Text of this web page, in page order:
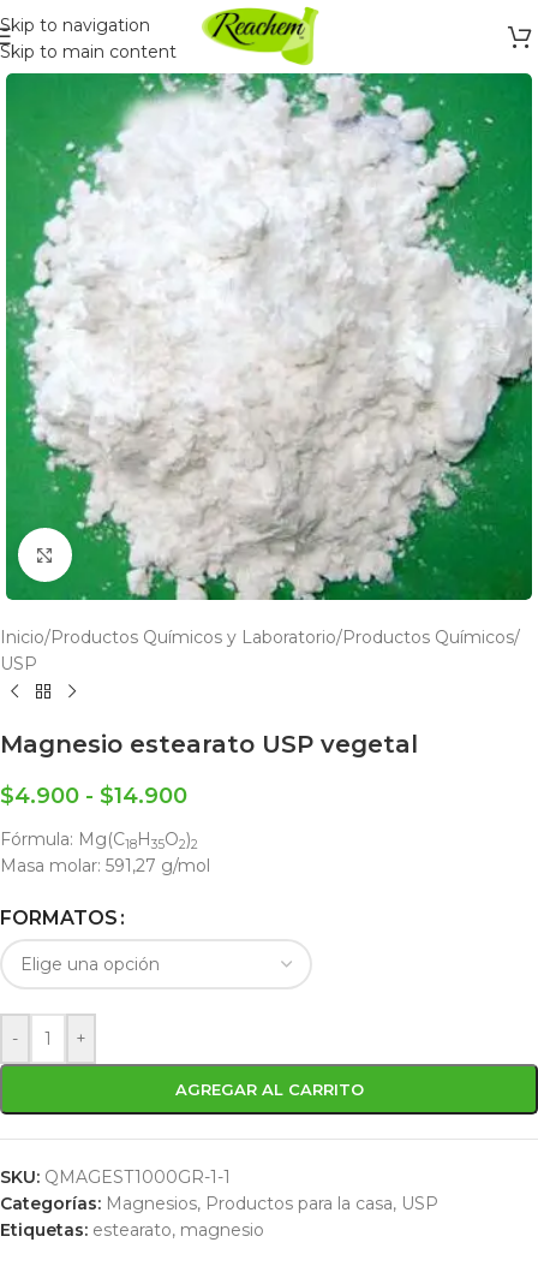
Skip to navigation
Skip to main content
Click to enlarge
Inicio/Productos Químicos y Laboratorio/Productos Químicos/
USP
Magnesio estearato USP vegetal
$4.900 - $14.900
Fórmula: Mg(C18H35O2)2
Masa molar: 591,27 g/mol
FORMATOS
- +
AGREGAR AL CARRITO
SKU: QMAGEST1000GR-1-1
Categorías: Magnesios, Productos para la casa, USP
Etiquetas: estearato, magnesio